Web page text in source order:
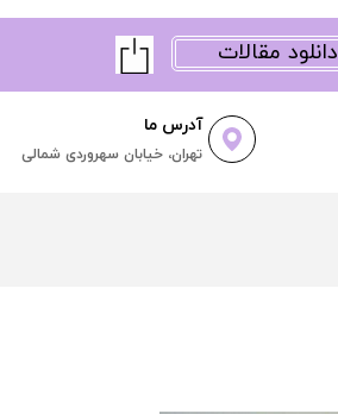
دانلود مقالات
آدرس ما
تهران، خیابان سهروردی شمالی